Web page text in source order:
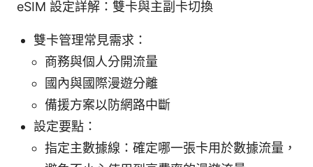
eSIM 設定詳解：雙卡與主副卡切換
雙卡管理常見需求：
商務與個人分開流量
國內與國際漫遊分離
備援方案以防網路中斷
設定要點：
指定主數據線：確定哪一張卡用於數據流量，